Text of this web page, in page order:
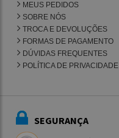
MEUS PEDIDOS
SOBRE NÓS
TROCA E DEVOLUÇÕES
FORMAS DE PAGAMENTO
DÚVIDAS FREQUENTES
POLÍTICA DE PRIVACIDADE
SEGURANÇA